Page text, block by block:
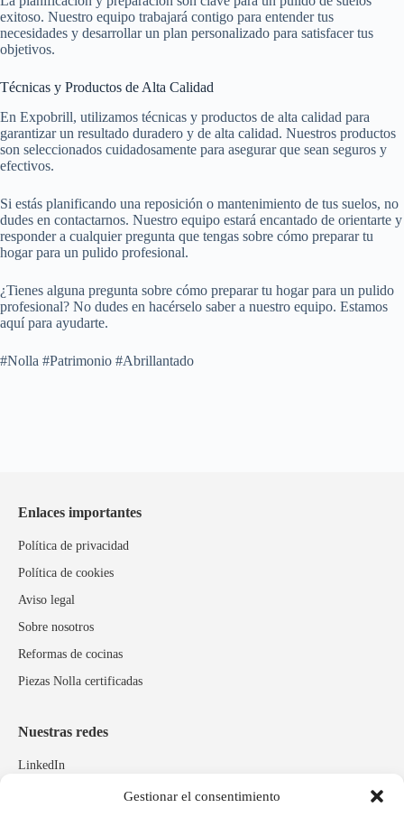
Gestionar el consentimiento
exitoso. Nuestro equipo trabajará contigo para entender tus
necesidades y desarrollar un plan personalizado para satisfacer tus
objetivos.
Técnicas y Productos de Alta Calidad
En Expobrill, utilizamos técnicas y productos de alta calidad para
garantizar un resultado duradero y de alta calidad. Nuestros productos
son seleccionados cuidadosamente para asegurar que sean seguros y
efectivos.
Si estás planificando una reposición o mantenimiento de tus suelos, no
dudes en contactarnos. Nuestro equipo estará encantado de orientarte y
responder a cualquier pregunta que tengas sobre cómo preparar tu
hogar para un pulido profesional.
¿Tienes alguna pregunta sobre cómo preparar tu hogar para un pulido
profesional? No dudes en hacérselo saber a nuestro equipo. Estamos
aquí para ayudarte.
#Nolla #Patrimonio #Abrillantado
Enlaces importantes
Política de privacidad
Política de cookies
Aviso legal
Sobre nosotros
Reformas de cocinas
Piezas Nolla certificadas
Nuestras redes
LinkedIn